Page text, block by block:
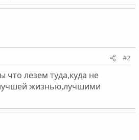
#2
что лезем туда,куда не
жизнью,лучшими